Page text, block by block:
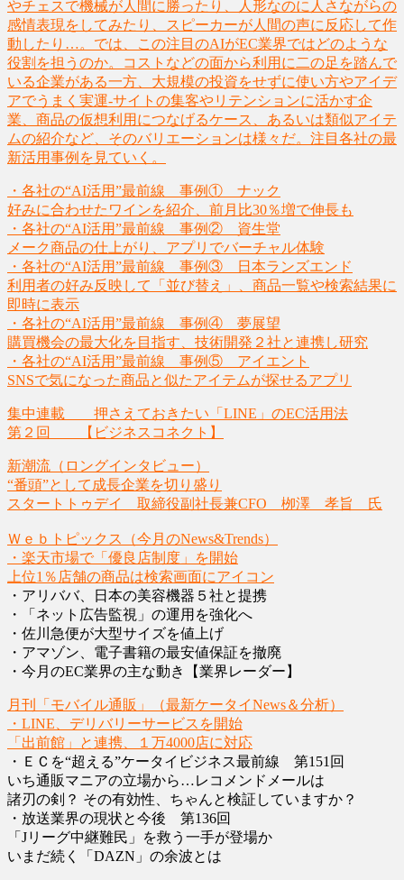
やチェスで機械が人間に勝ったり、人形なのに人さながらの
感情表現をしてみたり、スピーカーが人間の声に反応して作
動したり…。では、この注目のAIがEC業界ではどのような
役割を担うのか。コストなどの面から利用に二の足を踏んで
いる企業がある一方、大規模の投資をせずに使い方やアイデ
アでうまく実運-サイトの集客やリテンションに活かす企
業、商品の仮想利用につなげるケース、あるいは類似アイテ
ムの紹介など、そのバリエーションは様々だ。注目各社の最
新活用事例を見ていく。
・各社の“AI活用”最前線 事例① ナック
好みに合わせたワインを紹介、前月比30％増で伸長も
・各社の“AI活用”最前線 事例② 資生堂
メーク商品の仕上がり、アプリでバーチャル体験
・各社の“AI活用”最前線 事例③ 日本ランズエンド
利用者の好み反映して「並び替え」、商品一覧や検索結果に
即時に表示
・各社の“AI活用”最前線 事例④ 夢展望
購買機会の最大化を目指す、技術開発２社と連携し研究
・各社の“AI活用”最前線 事例⑤ アイエント
SNSで気になった商品と似たアイテムが探せるアプリ
集中連載 押さえておきたい「LINE」のEC活用法
第２回 【ビジネスコネクト】
新潮流（ロングインタビュー）
“番頭”として成長企業を切り盛り
スタートトゥデイ 取締役副社長兼CFO 栁澤 孝旨 氏
Ｗｅｂトピックス（今月のNews&Trends）
・楽天市場で「優良店制度」を開始
上位1％店舗の商品は検索画面にアイコン
・アリババ、日本の美容機器５社と提携
・「ネット広告監視」の運用を強化へ
・佐川急便が大型サイズを値上げ
・アマゾン、電子書籍の最安値保証を撤廃
・今月のEC業界の主な動き【業界レーダー】
月刊「モバイル通販」（最新ケータイNews＆分析）
・LINE、デリバリーサービスを開始
「出前館」と連携、１万4000店に対応
・ＥＣを“超える”ケータイビジネス最前線 第151回
いち通販マニアの立場から…レコメンドメールは
諸刃の剣？ その有効性、ちゃんと検証していますか？
・放送業界の現状と今後 第136回
「Jリーグ中継難民」を救う一手が登場か
いまだ続く「DAZN」の余波とは